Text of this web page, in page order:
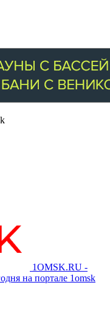
1OMSK.RU -
на портале 1omsk